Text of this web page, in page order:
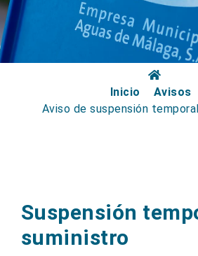
Inicio
Avisos
Aviso de suspensión
Suspensión
suministro